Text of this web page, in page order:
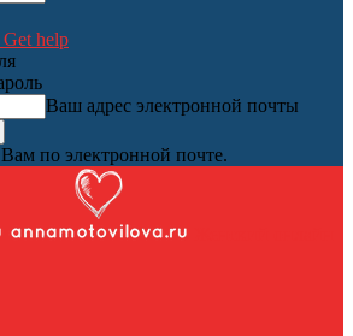
help
Ваш адрес электронной почты
по электронной почте.